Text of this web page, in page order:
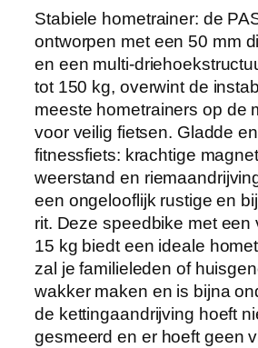
Stabiele hometrainer: de
ontworpen met een 50 mm
en een multi-
tot 150 kg, overwint de
meeste hometrainers op de
voor veilig fietsen. Gladde
fitnessfiets: krachtige
weerstand en
een ongelooflijk rustige en
rit. Deze speedbike met een
15 kg biedt een ideale
zal je familieleden of
wakker maken en is bijna
de kettingaandrijving hoeft
gesmeerd en er hoeft geen